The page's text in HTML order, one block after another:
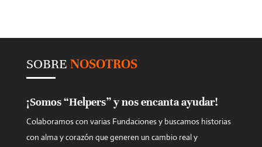
SOBRE NOSOTROS
¡Somos “Helpers” y nos encanta ayudar!
Colaboramos con varias Fundaciones y buscamos historias
con alma y corazón que generen un cambio real y